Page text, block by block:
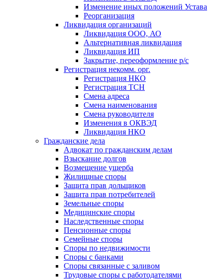
Изменение иных положений Устава
Реорганизация
Ликвидация организаций
Ликвидация ООО, АО
Альтернативная ликвидация
Ликвидация ИП
Закрытие, переоформление р/с
Регистрация некомм. орг.
Регистрация НКО
Регистрация ТСН
Смена адреса
Смена наименования
Смена руководителя
Изменения в ОКВЭД
Ликвидация НКО
Гражданские дела
Адвокат по гражданским делам
Взыскание долгов
Возмещение ущерба
Жилищные споры
Защита прав дольщиков
Защита прав потребителей
Земельные споры
Медицинские споры
Наследственные споры
Пенсионные споры
Семейные споры
Cпоры по недвижимости
Споры с банками
Споры связанные с заливом
Трудовые споры с работодателями